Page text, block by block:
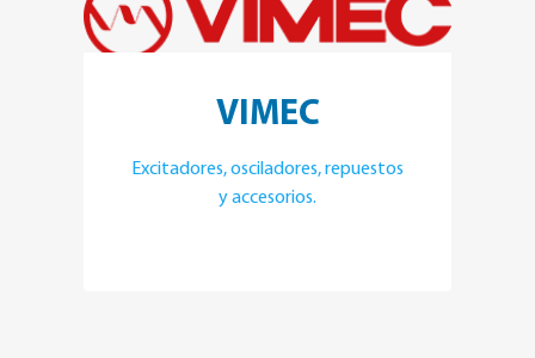
VIMEC
Excitadores, osciladores, repuestos
y accesorios.